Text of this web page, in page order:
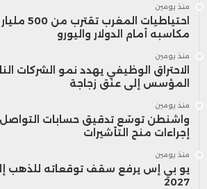
منذ يومين
احتياطيات
مكاسبه أمام الدولار واليورو
منذ يومين
الاحتراق الوظيفي يهدد نمو الشركات
المؤسس إلى عنق زجاجة
منذ يومين
واشنطن توسّع تدقيق حسابات
إجراءات منح التأشيرات
منذ يومين
2027